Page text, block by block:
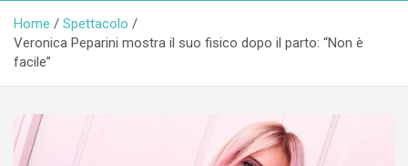
Home
Spettacolo
Veronica Peparini mostra il suo fisico dopo il parto: “Non è
facile”